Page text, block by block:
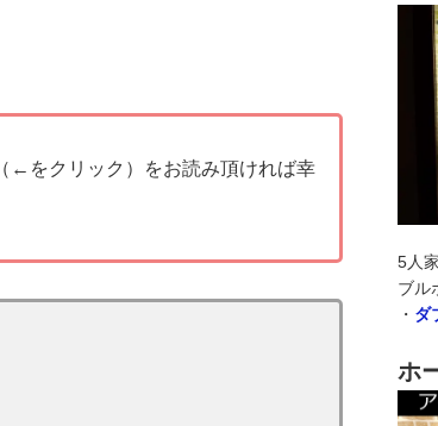
（←をクリック）をお読み頂ければ幸
5人
ブル
・ ダ
ホ